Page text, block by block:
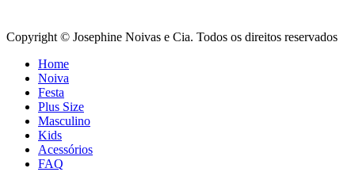
Copyright © Josephine Noivas e Cia. Todos os direitos reservados
Home
Noiva
Festa
Plus Size
Masculino
Kids
Acessórios
FAQ